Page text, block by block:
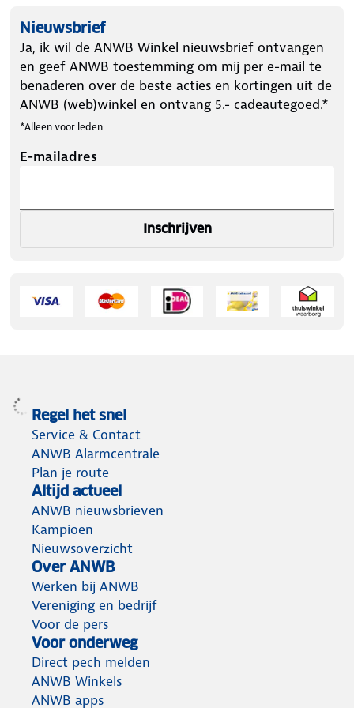
Nieuwsbrief
Ja, ik wil de ANWB Winkel nieuwsbrief ontvangen
en geef ANWB toestemming om mij per e-mail te
benaderen over de beste acties en kortingen uit de
ANWB (web)winkel en ontvang 5.- cadeautegoed.*
*Alleen voor leden
E-mailadres
Inschrijven
Regel het snel
Service & Contact
ANWB Alarmcentrale
Plan je route
Altijd actueel
ANWB nieuwsbrieven
Kampioen
Nieuwsoverzicht
Over ANWB
Werken bij ANWB
Vereniging en bedrijf
Voor de pers
Voor onderweg
Direct pech melden
ANWB Winkels
ANWB apps